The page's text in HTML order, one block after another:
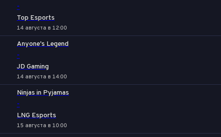
-
Top Esports
14 августа в 12:00
Anyone's Legend
-
JD Gaming
14 августа в 14:00
Ninjas in Pyjamas
-
LNG Esports
15 августа в 10:00